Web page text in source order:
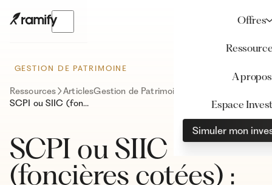
Offres
A propos
Espace
Simuler mon
GESTION DE PATRIMOINE
Ressources ArticlesGestion de Patrimoine
SCPI ou SIIC (foncières cotées) : Comment choisir pour investir en pierre papier en 2026 ?
SCPI ou SIIC
(foncières cotées) :